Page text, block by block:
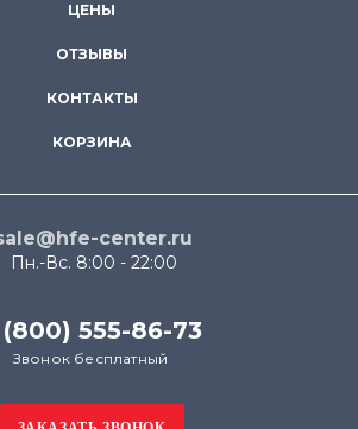
ЦЕНЫ
ОТЗЫВЫ
КОНТАКТЫ
КОРЗИНА
center.ru
Пн.-Вс. 8:00 - 22:00
555-86-73
Звонок бесплатный